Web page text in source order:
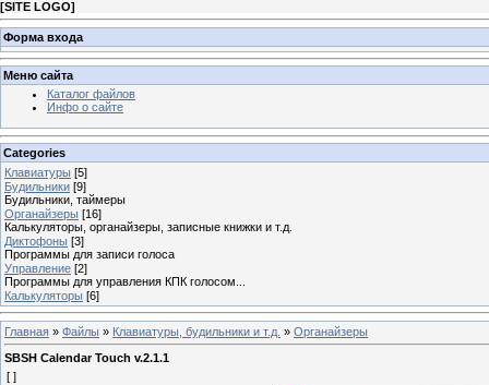
[SITE LOGO]
Форма входа
Меню сайта
Каталог файлов
Инфо о сайте
Categories
Клавиатуры [5]
Будильники [9]
Будильники, таймеры
Органайзеры [16]
Калькуляторы, органайзеры, записные книжки и т.д.
Диктофоны [3]
Программы для записи голоса
Управление [2]
Программы для управления КПК голосом...
Калькуляторы [6]
Главная » Файлы » Клавиатуры, будильники и т.д. » Органайзеры
SBSH Calendar Touch v.2.1.1
[ ]